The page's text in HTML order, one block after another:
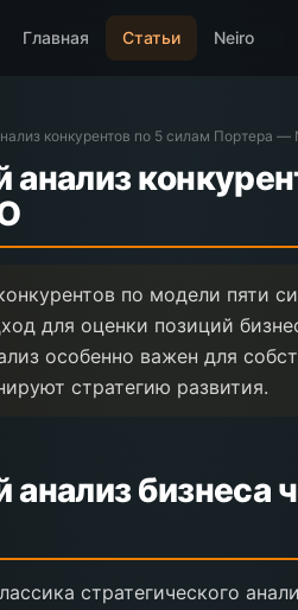
Главная Статьи Neiro
конкурентов по 5 силам Портера —
по модели пяти
для оценки позиций
особенно важен для
стратегию развития.
бизнеса
стратегического